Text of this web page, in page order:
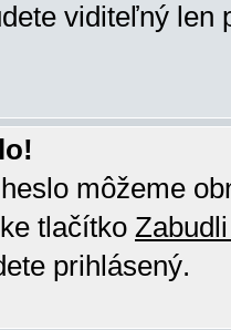
viditeľný len
môžeme
tlačítko
prihlásený.